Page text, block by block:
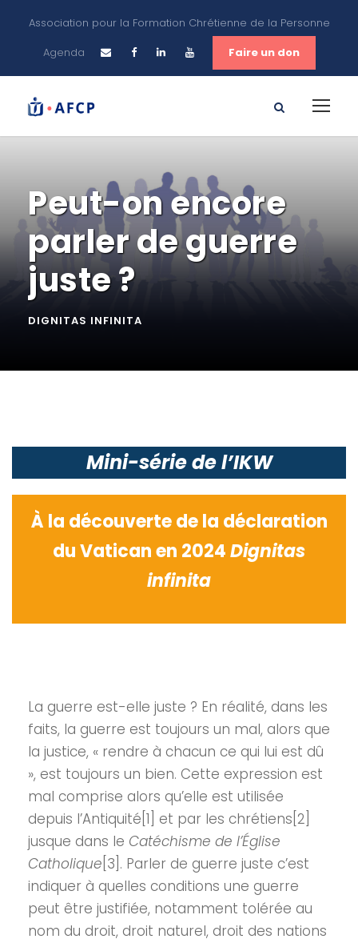
Association pour la Formation Chrétienne de la Personne
Agenda
Faire un don
Peut-on encore
parler de guerre
juste ?
DIGNITAS INFINITA
Mini-série de l’IKW
À la découverte de la déclaration
du Vatican en 2024Dignitas
infinita
La guerre est-elle juste ? En réalité, dans les
faits, la guerre est toujours un mal, alors que
la justice, « rendre à chacun ce qui lui est dû
», est toujours un bien. Cette expression est
mal comprise alors qu’elle est utilisée
depuis l’Antiquité[1] et par les chrétiens[2]
jusque dans le Catéchisme de l’Église
Catholique [3]. Parler de guerre juste c’est
indiquer à quelles conditions une guerre
peut être justifiée, notamment tolérée au
nom du droit, droit naturel, droit des nations